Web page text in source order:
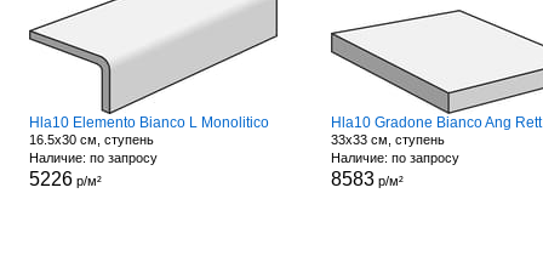
Hla10 Elemento Bianco L Monolitico
16.5x30 см, ступень
Наличие: по запросу
5226р/м²
Hla10 Gradone Bianco Ang
33x33 см, ступень
Наличие: по запросу
8583р/м²